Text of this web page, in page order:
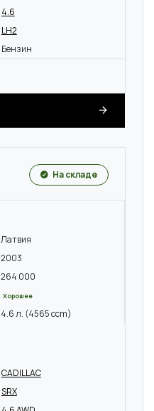
4.6
LH2
Бензин
На складе
Латвия
2003
264 000
Хорошее
4.6 л. (4565 ccm)
CADILLAC
SRX